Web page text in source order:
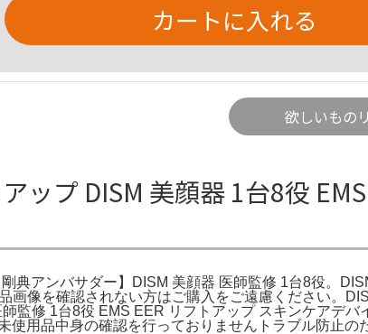
カートに入れる
欲しいもの
プ DISM 美顔器 1台8役
典アンバサダー】DISM 美顔器 医師監修 1台8役。
像を確認されない方はご購入をご遠慮ください。
監修 1台8役 EMS EER リフトアップ スキンケアデバ
用品中身の確認を行っておりませんトラブル防止の